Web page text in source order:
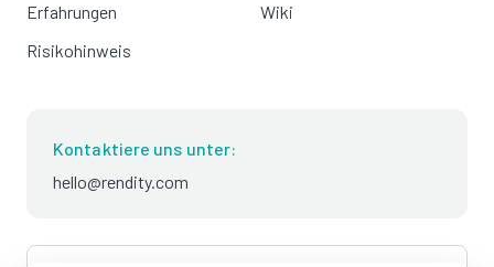
Erfahrungen
Risikohinweis
Wiki
Kontaktiere uns unter:
hello@rendity.com
language